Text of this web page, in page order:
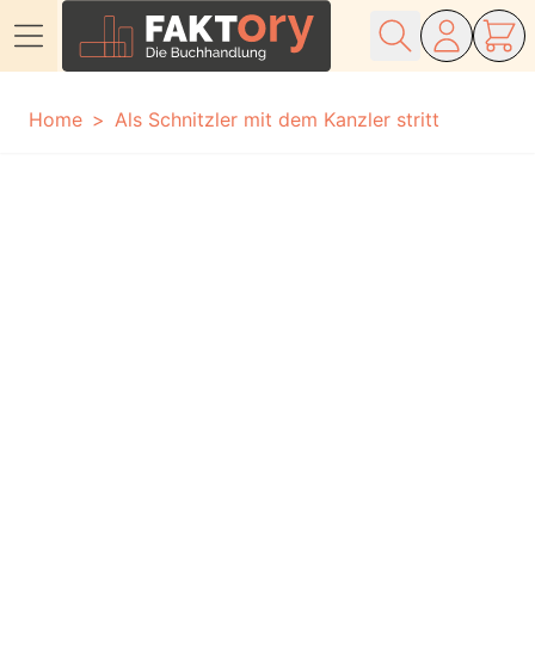
Home
Als Schnitzler mit dem Kanzler stritt